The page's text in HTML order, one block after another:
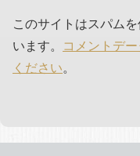
このサイトはスパム
います。
コメントデ
ください。